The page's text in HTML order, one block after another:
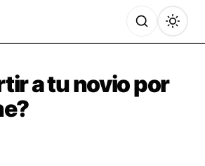
a tu novio por